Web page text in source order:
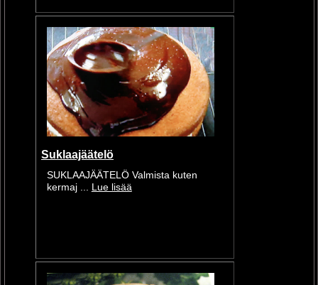
Suklaajäätelö
SUKLAAJÄÄTELÖ Valmista kuten
kermaj ... Lue lisää